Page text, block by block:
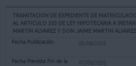
TRAMITACION DE EXPEDIENTE DE
AL ARTICULO 203 DE LEY HIPOTECARIA A
MARTIN ALVAREZ Y DON JAIME MARTIN ALVAREZ
05/08/2026
07/09/2026